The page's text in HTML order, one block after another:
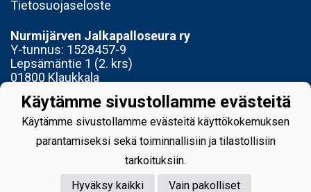
Tietosuojaseloste
Nurmijärven Jalkapalloseura ry
Y-tunnus: 1528457-9
Lepsämäntie 1 (2. krs)
01800 Klaukkala
Toimisto avoinna Ti 14-17 ja To 15-18
Powered by
Käytämme sivustollamme evästeitä
Käytämme sivustollamme evästeitä käyttökokemuksen
parantamiseksi sekä toiminnallisiin ja tilastollisiin
tarkoituksiin.
Hyväksy kaikki
Vain pakolliset